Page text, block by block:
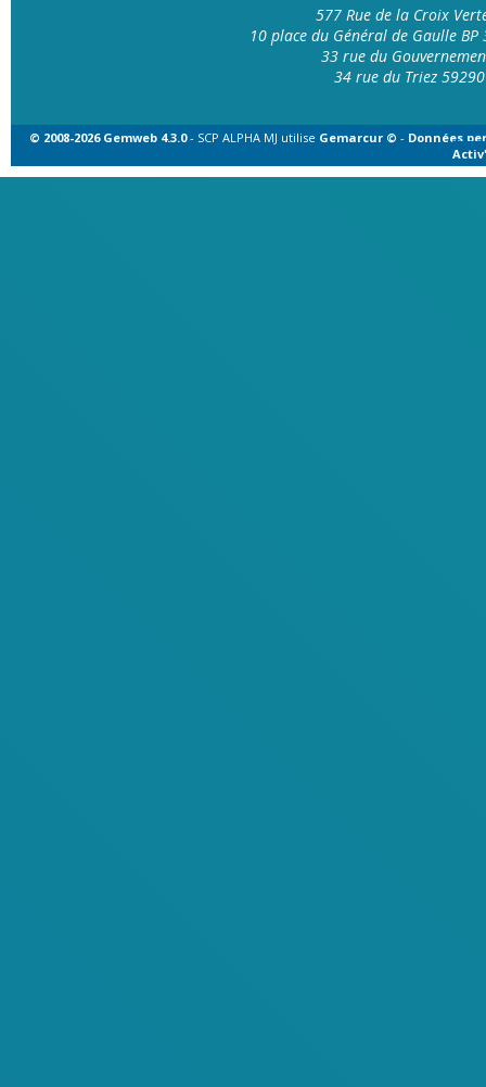
577 Rue de la Croix
10 place du Général de Gaulle BP
33 rue du
34 rue du Triez 59290
© 2008-2026 Gemweb 4.3.0- SCP ALPHA MJ utilise Gemarcur © - Données